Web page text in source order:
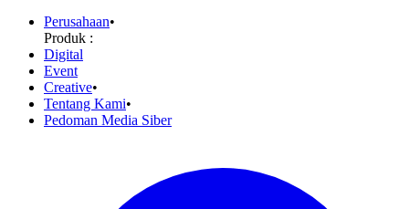
Perusahaan•
Produk :
Digital
Event
Creative•
Tentang Kami•
Pedoman Media Siber